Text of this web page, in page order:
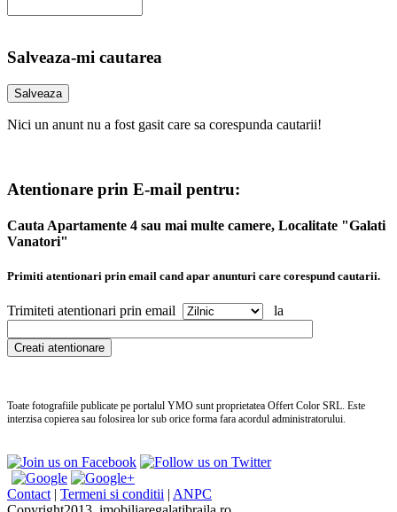
Salveaza-mi cautarea
Nici un anunt nu a fost gasit care sa corespunda cautarii!
Atentionare prin E-mail pentru:
Cauta Apartamente 4 sau mai multe camere, Localitate "Galati
Vanatori"
Primiti atentionari prin email cand apar anunturi care corespund cautarii.
Trimiteti atentionari prin email la
Toate fotografiile publicate pe portalul YMO sunt proprietatea Offert Color SRL. Este
interzisa copierea sau folosirea lor sub orice forma fara acordul administratorului.
Contact | Termeni si conditii | ANPC